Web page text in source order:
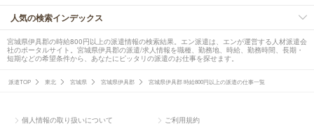
人気の検索インデックス
宮城県伊具郡の時給800円以上の派遣情報の検索結果。エン派遣は、エンが運営する人材派遣会
社のポータルサイト。宮城県伊具郡の派遣/求人情報を職種、勤務地、時給、勤務時間、長期・
短期などの希望条件から、あなたにピッタリの派遣のお仕事を探せます。
派遣TOP 東北 宮城県 宮城県伊具郡 宮城県伊具郡 時給800円以上の派遣の仕事一覧
個人情報の取り扱いについて ご利用規約